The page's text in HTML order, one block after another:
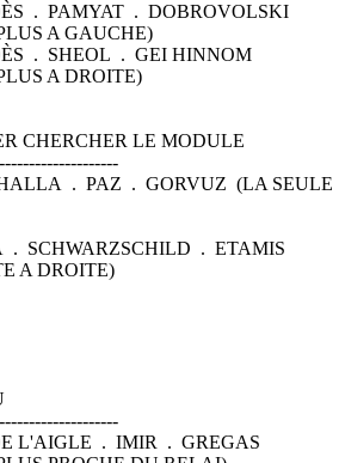
. PAMYAT . DOBROVOLSKI
A GAUCHE)
. SHEOL . GEI HINNOM
A DROITE)
CHERCHER LE MODULE
. PAZ . GORVUZ (LA SEULE
. SCHWARZSCHILD . ETAMIS
A DROITE)
L'AIGLE . IMIR . GREGAS